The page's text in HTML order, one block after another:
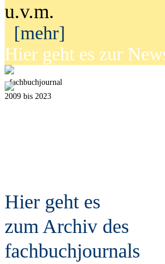
u.v.m.
[mehr]
Hier geht es zur
fachbuchjournal
2009 bis 2023
Hier geht es
zum Archiv des
fachbuchjournals